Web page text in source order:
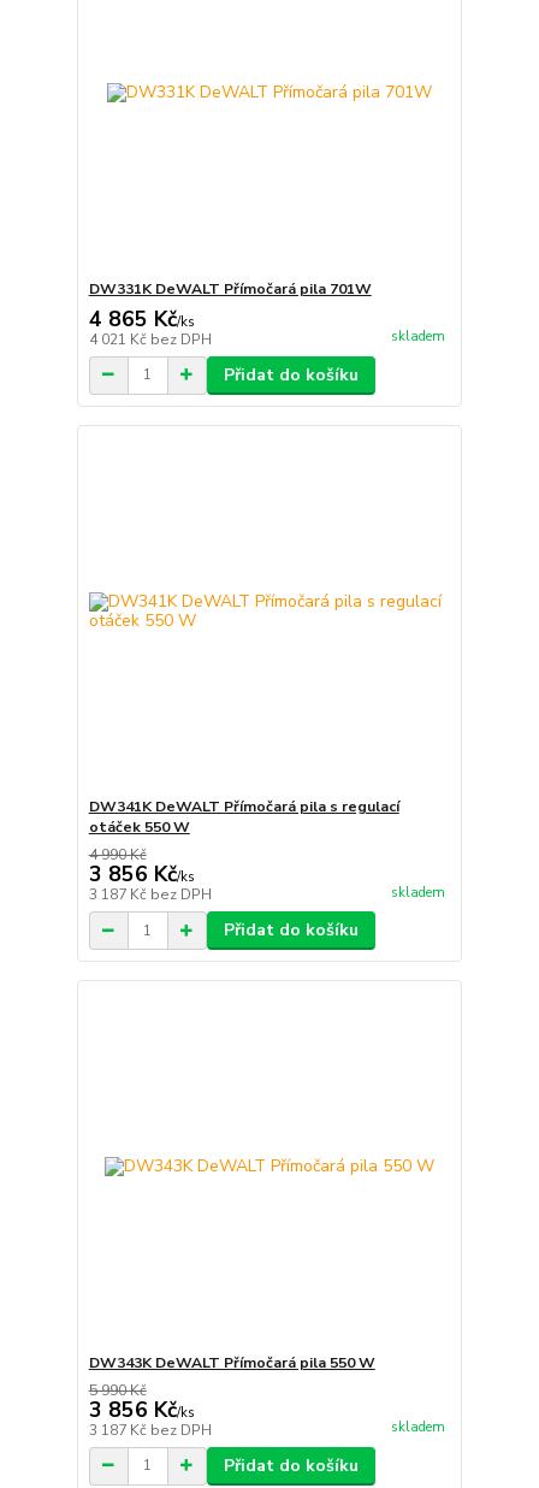
DW331K DeWALT Přímočará pila 701W
4 865 Kč/ks
4 021 Kč bez DPH skladem
Přidat do košíku
DW341K DeWALT Přímočará pila s regulací
otáček 550 W
4 990 Kč
3 856 Kč/ks
3 187 Kč bez DPH skladem
Přidat do košíku
DW343K DeWALT Přímočará pila 550 W
5 990 Kč
3 856 Kč/ks
3 187 Kč bez DPH skladem
Přidat do košíku